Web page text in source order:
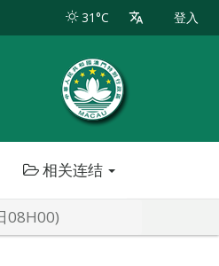
31°C 登入
相关连结
08H00)